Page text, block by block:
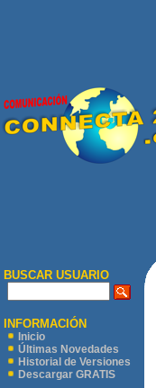
BUSCAR USUARIO
INFORMACIÓN
Inicio
Últimas Novedades
Historial de Versiones
Descargar GRATIS